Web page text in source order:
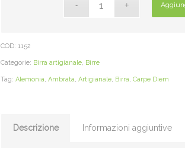
COD: 1152
Categorie: Birra artigianale, Birre
Tag: Alemonia, Ambrata, Artigianale, Birra, Carpe Diem
Descrizione Informazioni aggiuntive